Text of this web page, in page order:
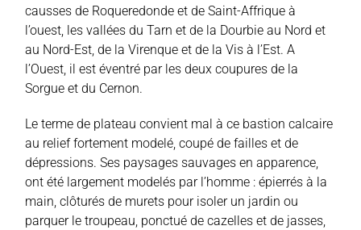
causses de Roqueredonde et de Saint-Affrique à
l’ouest, les vallées du Tarn et de la Dourbie au Nord et
au Nord-Est, de la Virenque et de la Vis à l’Est. A
l’Ouest, il est éventré par les deux coupures de la
Sorgue et du Cernon.
Le terme de plateau convient mal à ce bastion calcaire
au relief fortement modelé, coupé de failles et de
dépressions. Ses paysages sauvages en apparence,
ont été largement modelés par l’homme : épierrés à la
main, clôturés de murets pour isoler un jardin ou
parquer le troupeau, ponctué de cazelles et de jasses,